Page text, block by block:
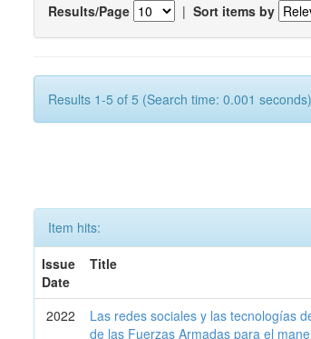
Results/Page | Sort items by
Results 1-5 of 5 (Search time: 0.001
Item hits:
Issue
Date
Title
2022
Las redes sociales y las tecnologías
de las Fuerzas Armadas para el